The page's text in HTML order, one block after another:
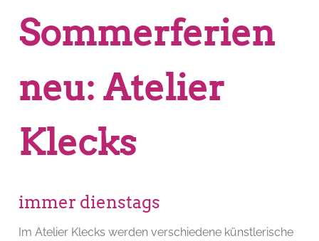
Sommerferien
neu: Atelier
Klecks
immer dienstags
Im Atelier Klecks werden verschiedene künstlerische